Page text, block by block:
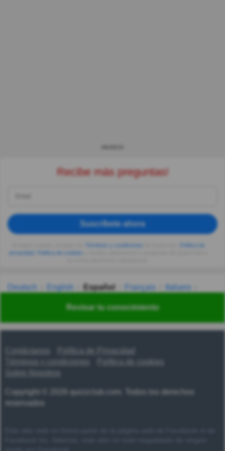
Revisar tu conocimiento
Recibe más preguntas!
Suscríbete ahora
privacidad
Deutsch English Español Français
Italiano
Українська हिन्दी 한국어 汉语
Contáctanos
Política de Privacidad
Términos y condiciones
Copyright © 2026 quizzclub.com. Todos los derechos
reservados